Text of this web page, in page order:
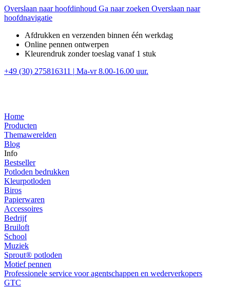
Overslaan naar hoofdinhoud Ga naar zoeken Overslaan naar
hoofdnavigatie
Afdrukken en verzenden binnen één werkdag
Online pennen ontwerpen
Kleurendruk zonder toeslag vanaf 1 stuk
+49 (30) 275816311 | Ma-vr 8.00-16.00 uur.
Home
Producten
Themawerelden
Blog
Info
Bestseller
Potloden bedrukken
Kleurpotloden
Biros
Papierwaren
Accessoires
Bedrijf
Bruiloft
School
Muziek
Sprout® potloden
Motief pennen
Professionele service voor agentschappen en wederverkopers
GTC